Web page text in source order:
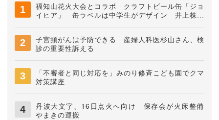
福知山花火大会とコラボ クラフトビール缶「ジョ
イヒア」 缶ラベルは中学生がデザイン 井上株式
子宮頸がんは予防できる 産婦人科医杉山さん、検
診の重要性訴える
「不審者と同じ対応を」みのり修斉こども園でクマ
対策講座
丹波大文字、16日点火へ向け 保存会が火床整備
やまきの運搬